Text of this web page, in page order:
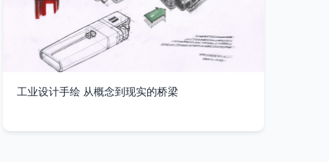
工业设计手绘 从概念到现实的桥梁